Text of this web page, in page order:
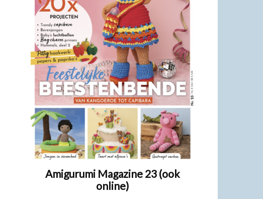
Amigurumi Magazine 23 (ook
online)